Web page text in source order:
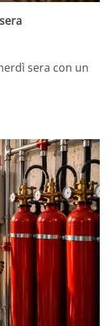
sera con un